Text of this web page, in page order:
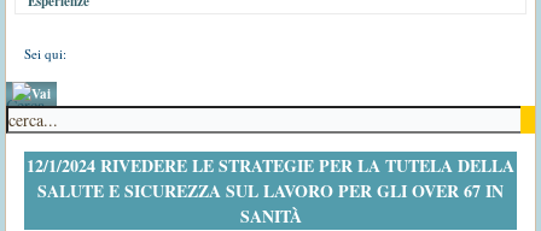
Sei qui:
Cerca
12/1/2024 RIVEDERE LE STRATEGIE PER LA TUTELA DELLA
SALUTE E SICUREZZA SUL LAVORO PER GLI OVER 67 IN
SANITÀ